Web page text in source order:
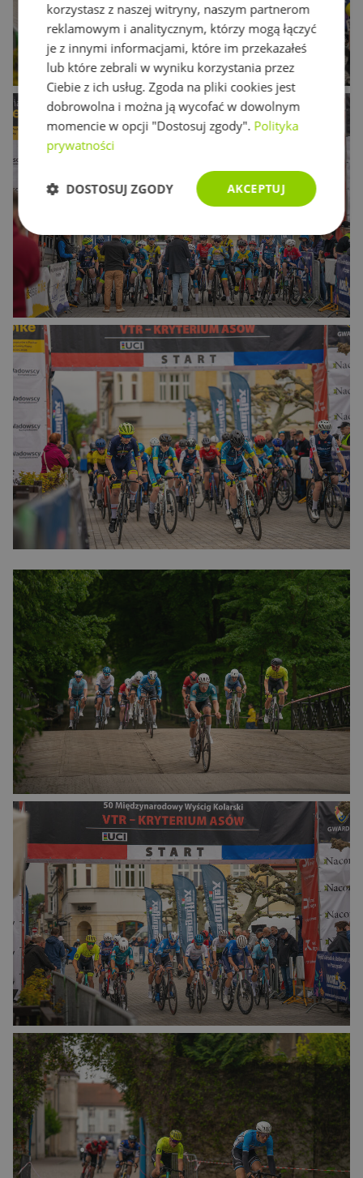
korzystasz z naszej witryny, naszym partnerom
reklamowym i analitycznym, którzy mogą łączyć
je z innymi informacjami, które im przekazałeś
lub które zebrali w wyniku korzystania przez
Ciebie z ich usług. Zgoda na pliki cookies jest
dobrowolna i można ją wycofać w dowolnym
momencie w opcji "Dostosuj zgody". Polityka
prywatności
AKCEPTUJ
DOSTOSUJ ZGODY
Niezbędne Wydajność Targetowanie
Funkcjonalność Niesklasyfikowane
Niezbędne Wydajność
Targetowanie
Funkcjonalność
Niesklasyfikowane
Niezbędne pliki cookie umożliwiają korzystanie z
podstawowych funkcji strony internetowej, takich jak
logowanie użytkownika i zarządzanie kontem. Bez
niezbędnych plików cookie nie można prawidłowo
korzystać ze strony internetowej.
CookieScriptConsent
CookieScript
1
miesiąc
CookieScriptConsent
CookieScript
dobrzespac.magniflex.pl
miesiąc
VISITOR_PRIVACY_METADATA
YouTube
.youtube.com
5
miesięcy
4
tygodnie
Polityce prywatności Google